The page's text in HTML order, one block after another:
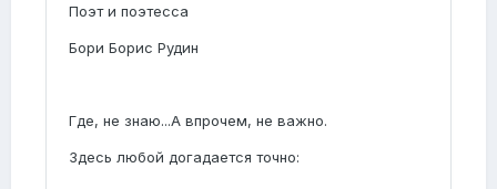
Поэт и поэтесса
Бори Борис Рудин
Где, не знаю...А впрочем, не важно.
Здесь любой догадается точно: